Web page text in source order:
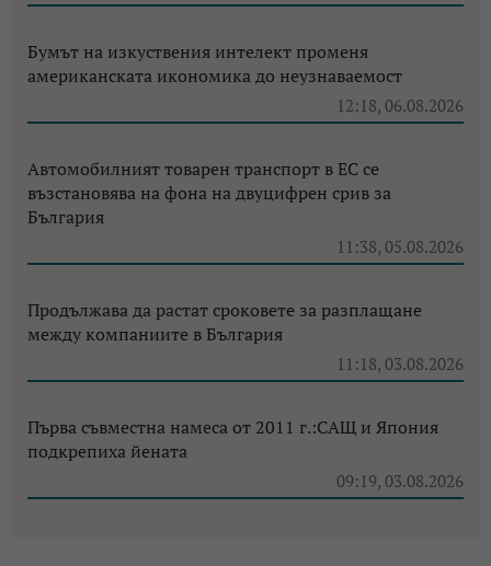
Бумът на изкуствения интелект променя
американската икономика до неузнаваемост
12:18, 06.08.2026
Автомобилният товарен транспорт в ЕС се
възстановява на фона на двуцифрен срив за
България
11:38, 05.08.2026
Продължава да растат сроковете за разплащане
между компаниите в България
11:18, 03.08.2026
Първа съвместна намеса от 2011 г.:САЩ и Япония
подкрепиха йената
09:19, 03.08.2026